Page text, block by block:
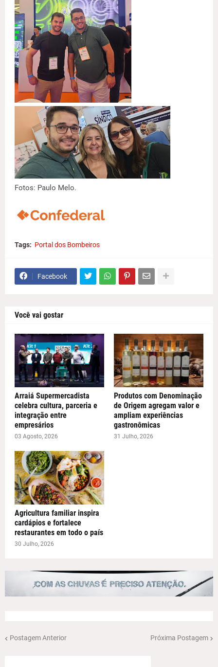
Fotos: Paulo Melo.
Tags: Portal dos Bombeiros
Facebook
Você vai gostar
Arraiá Supermercadista
celebra cultura, parceria e
integração entre
empresários
03 Agosto, 2026
Produtos com Denominação
de Origem agregam valor e
ampliam experiências
gastronômicas
31 Julho, 2026
Agricultura familiar inspira
cardápios e fortalece
restaurantes em todo o país
30 Julho, 2026
Postagem Anterior Próxima Postagem